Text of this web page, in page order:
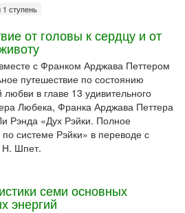
1 ступень
от головы к сердцу и от
с Франком Арджава Петтером
путешествие по состоянию
любви в главе 13 удивительного
Любека, Франка Арджава Петтера
Рэнда «Дух Рэйки. Полное
по системе Рэйки» в переводе с
Н. Шпет.
семи основных
энергий